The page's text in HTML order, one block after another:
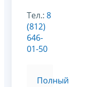
Тел.: 8
(812)
646-
01-50
Полный